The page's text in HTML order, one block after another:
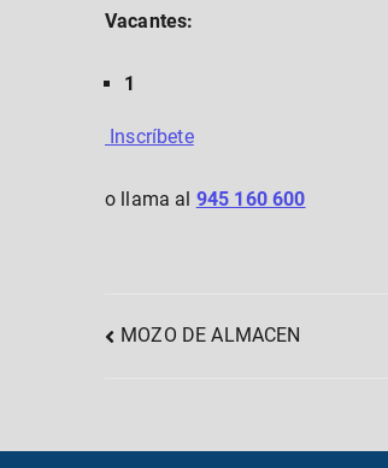
Vacantes:
1
Inscríbete
o llama al 945 160 600
Post
MOZO DE ALMACEN